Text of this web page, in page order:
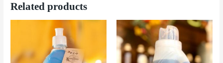
Related products